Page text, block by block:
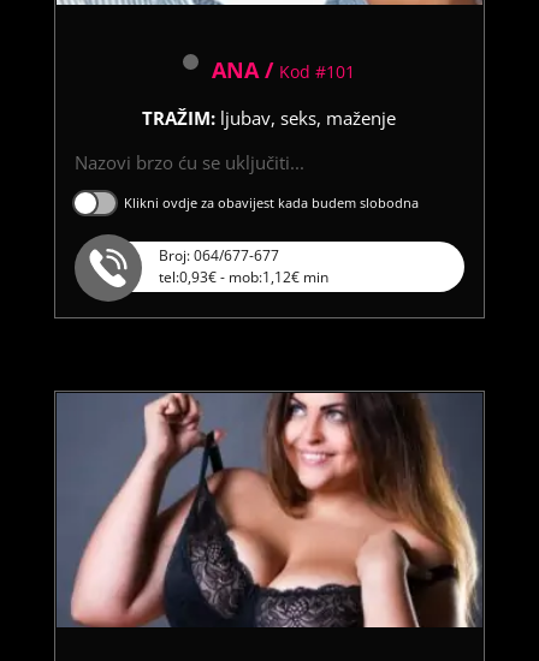
ANA / Kod #101
TRAŽIM: ljubav, seks, maženje
Nazovi brzo ću se uključiti...
Klikni ovdje za obavijest kada budem slobodna
Broj: 064/677-677
tel:0,93€ - mob:1,12€ min